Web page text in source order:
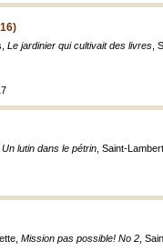
Le jardinier qui cultivait des livres ,
Un lutin dans le pétrin , Saint-
Mission pas possible! No 2 ,